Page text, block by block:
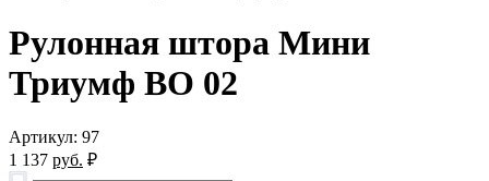
Рулонная штора Мини
Триумф ВО 02
Артикул: 97
1 137 руб. ₽